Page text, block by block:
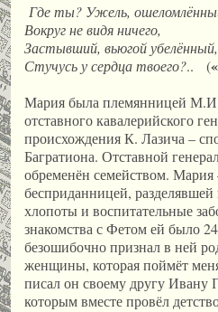
Где ты? Ужель,
Вокруг не видя ничего,
Застывший, вьюгой убелённый,
Стучусь у сердца твоего?.. (
Мария была племянницей
отставного кавалерийского
происхождения К. Лазича –
Багратиона. Отставной
обременён семейством. Мария
бесприданницей, разделявшей
хлопоты и воспитательные
знакомства с Фетом ей было
безошибочно признал в ней
женщины, которая поймёт
писал он своему другу Ивану
которым вместе провёл